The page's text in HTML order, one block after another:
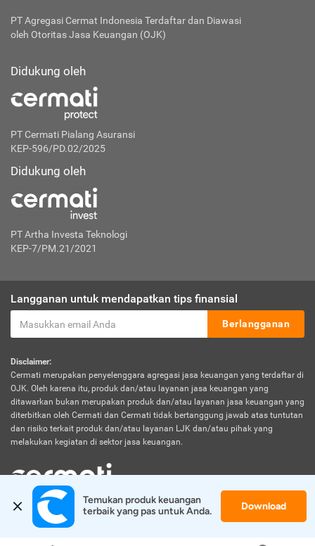
PT Agregasi Cermat Indonesia Terdaftar dan Diawasi
oleh Otoritas Jasa Keuangan (OJK)
Didukung oleh
PT Cermati Pialang Asuransi
KEP-596/PD.02/2025
Didukung oleh
PT Artha Investa Teknologi
KEP-7/PM.21/2021
Langganan untuk mendapatkan tips finansial
Berlangganan
Disclaimer:
Cermati merupakan penyelenggara agregasi jasa keuangan yang terdaftar di
OJK. Oleh karena itu, produk dan/atau layanan jasa keuangan yang
ditawarkan bukan merupakan produk dan/atau layanan jasa keuangan yang
diterbitkan oleh Cermati dan Cermati tidak bertanggung jawab atas tuntutan
dan risiko terkait produk dan/atau layanan LJK dan/atau pihak yang
melakukan kegiatan di sektor jasa keuangan.
© 2026 Cermati. All Rights Reserved.
Temukan produk keuangan
terbaik yang pas untuk Anda.
Download